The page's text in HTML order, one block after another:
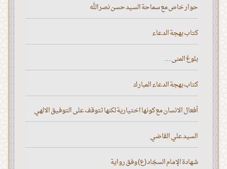
حوار خاص مع سماحة السيد حسن نصر الله
كتاب بهجة الدعاء
بلوغ المنى ...
كتاب بهجة الدعاء المبارك
أفعال الانسان مع كونها اختيارية لكنها تتوقف على التوفيق الالهي
السيد علي القاضي
شهادة الإمام السجّاد (ع) وفق رواية